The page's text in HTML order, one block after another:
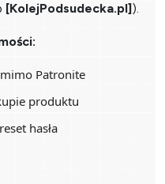
[KolejPodsudecka.pl]).
Patronite
produktu
hasła